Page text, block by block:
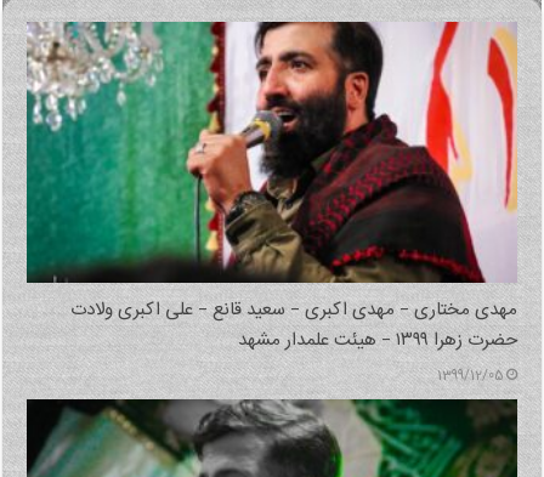
مهدی مختاری – مهدی اکبری – سعید قانع – علی اکبری ولادت
حضرت زهرا ۱۳۹۹ – هیئت علمدار مشهد
1399/12/05